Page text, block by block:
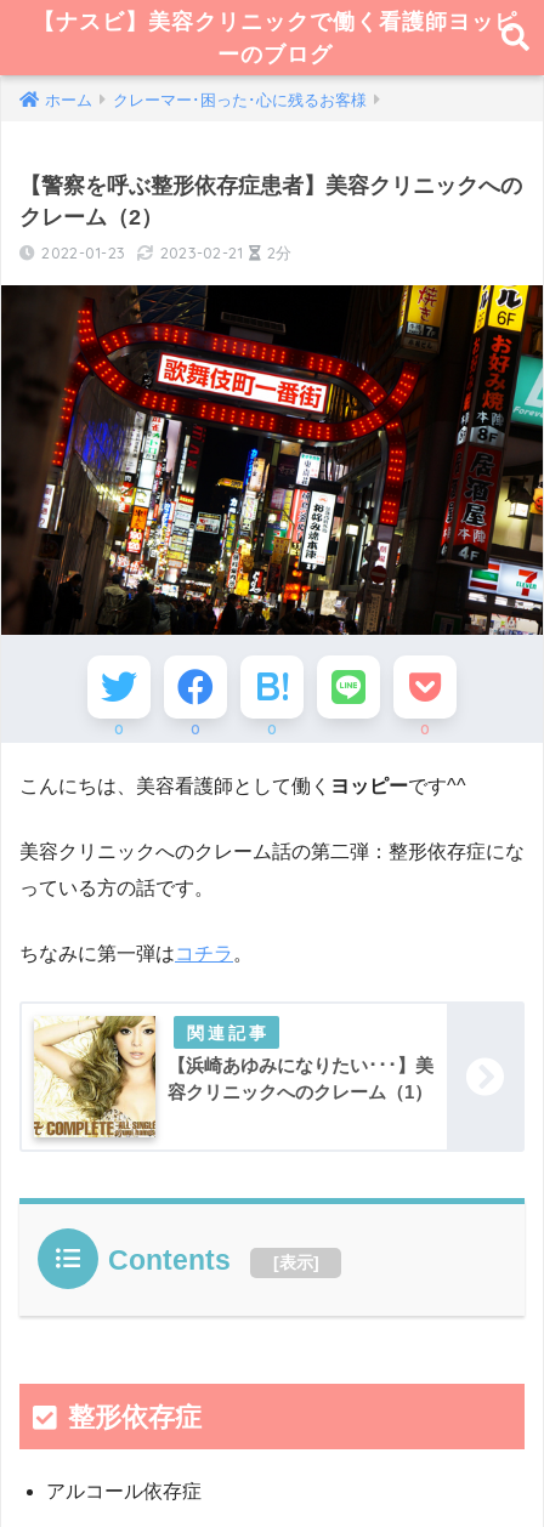
【ナスビ】美容クリニックで働く看護師ヨッピ
ーのブログ
ホーム クレーマー･困った･心に残るお客様
【警察を呼ぶ整形依存症患者】美容クリニックへの
クレーム（2）
2022-01-23 2023-02-21 2分
0 0 0 0
こんにちは、美容看護師として働く ヨッピーです^^
美容クリニックへのクレーム話の第二弾：整形依存症にな
っている方の話です。
ちなみに第一弾はコチラ 。
【浜崎あゆみになりたい･･･】美
容クリニックへのクレーム（1）
Contents [表示]
整形依存症
アルコール依存症